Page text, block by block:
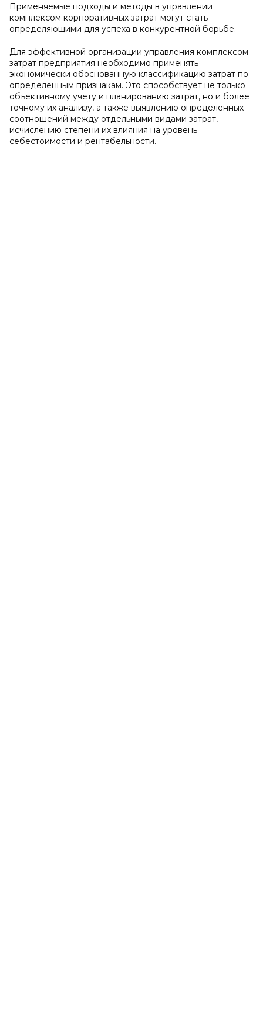
Применяемые подходы и методы в управлении
комплексом корпоративных затрат могут стать
определяющими для успеха в конкурентной борьбе.
Для эффективной организации управления комплексом
затрат предприятия необходимо применять
экономически обоснованную классификацию затрат по
определенным признакам. Это способствует не только
объективному учету и планированию затрат, но и более
точному их анализу, а также выявлению определенных
соотношений между отдельными видами затрат,
исчислению степени их влияния на уровень
себестоимости и рентабельности.